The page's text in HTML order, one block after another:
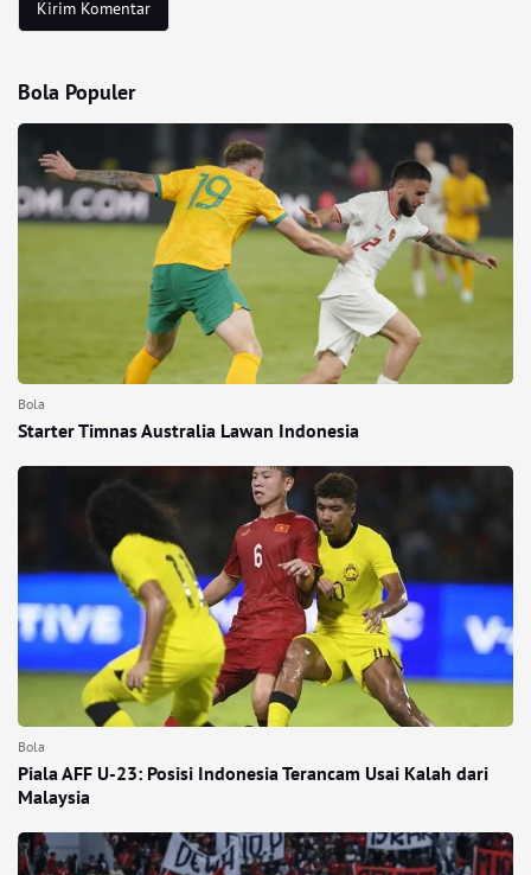
Bola Populer
Bola
Starter Timnas Australia Lawan Indonesia
Bola
Piala AFF U-23: Posisi Indonesia Terancam Usai Kalah dari
Malaysia